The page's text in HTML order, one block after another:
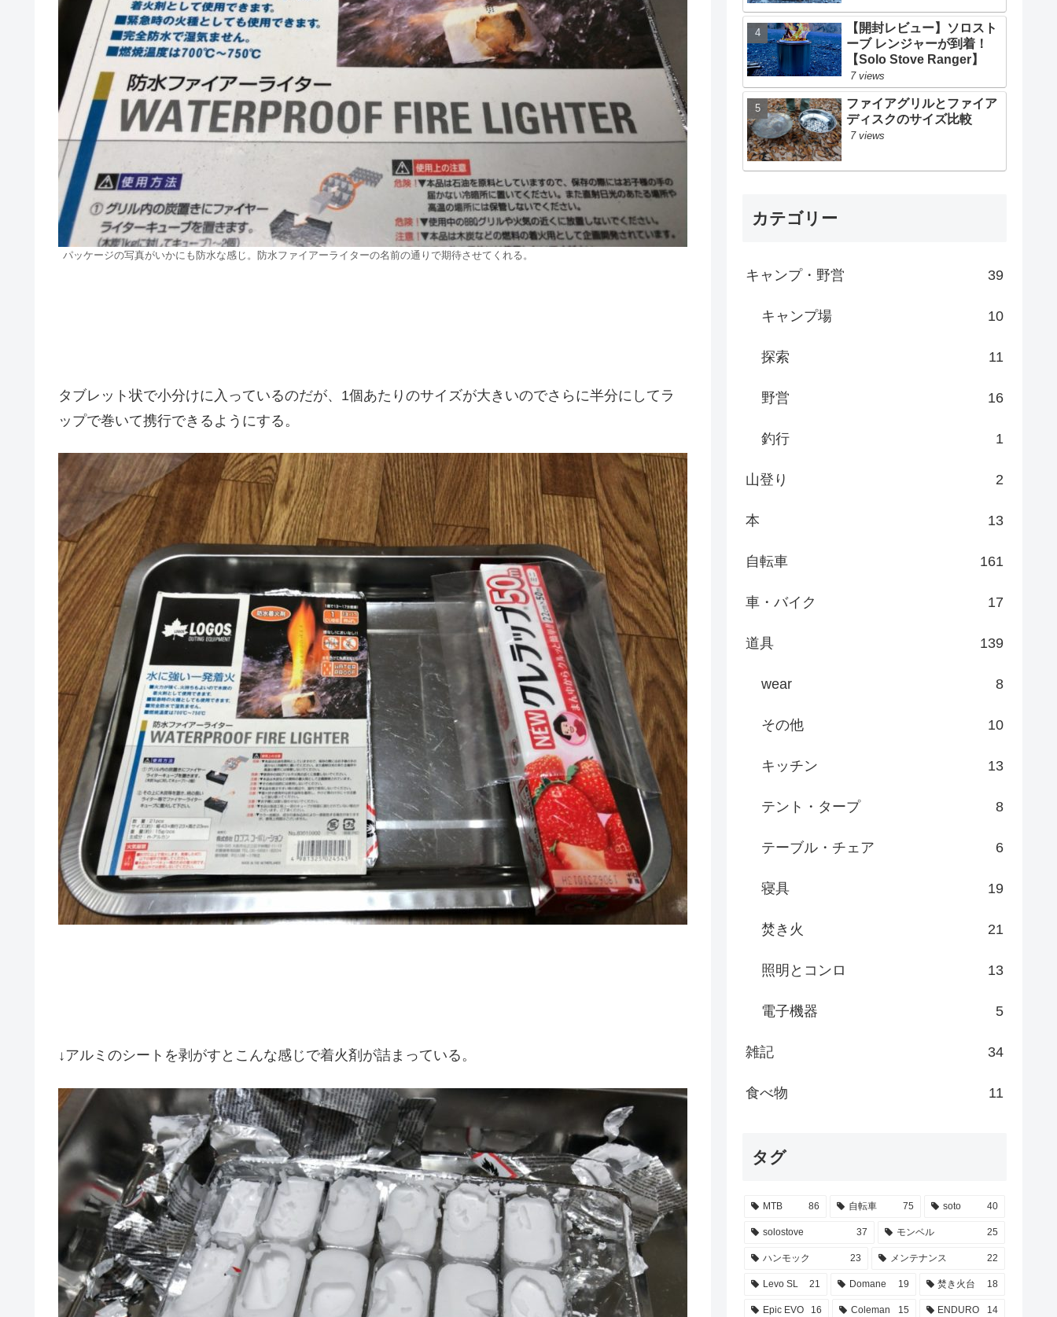
パッケージの写真がいかにも防水な感じ。防水ファイアーライターの名前の通りで期待させてくれる。
タブレット状で小分けに入っているのだが、1個あたりのサイズが大きいのでさらに半分にしてラ
ップで巻いて携行できるようにする。
↓アルミのシートを剥がすとこんな感じで着火剤が詰まっている。
【開封レビュー】ソロスト
ーブ レンジャーが到着！
【Solo Stove Ranger】
7 views
ファイアグリルとファイア
ディスクのサイズ比較
7 views
カテゴリー
キャンプ・野営 39
キャンプ場 10
探索 11
野営 16
釣行 1
山登り 2
本 13
自転車 161
車・バイク 17
道具 139
wear 8
その他 10
キッチン 13
テント・タープ 8
テーブル・チェア 6
寝具 19
焚き火 21
照明とコンロ 13
電子機器 5
雑記 34
食べ物 11
タグ
MTB 86 自転車 75 soto 40
solostove 37 モンベル 25
ハンモック 23 メンテナンス 22
Levo SL 21 Domane 19 焚き火台 18
Epic EVO 16 Coleman 15 ENDURO 14